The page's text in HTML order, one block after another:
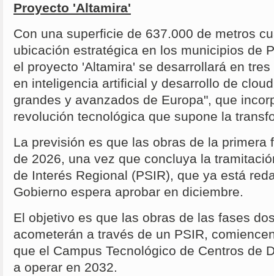
Proyecto 'Altamira'
Con una superficie de 637.000 de metros
ubicación estratégica en los municipios de
el proyecto 'Altamira' se desarrollará en
en inteligencia artificial y desarrollo de
grandes y avanzados de Europa", que
revolución tecnológica que supone la
La previsión es que las obras de la primera
de 2026, una vez que concluya la
de Interés Regional (PSIR), que ya está
Gobierno espera aprobar en diciembre.
El objetivo es que las obras de las fases
acometerán a través de un PSIR,
que el Campus Tecnológico de Centros de
a operar en 2032.